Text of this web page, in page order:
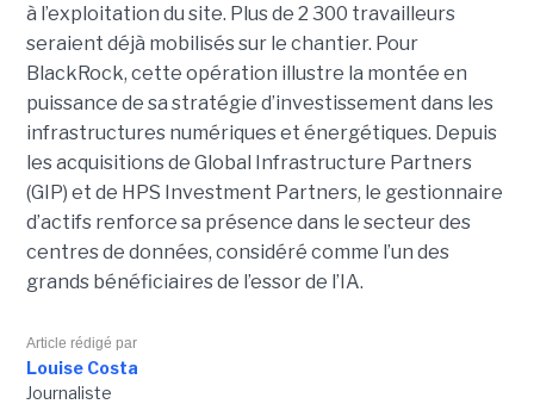
à l’exploitation du site. Plus de 2 300 travailleurs
seraient déjà mobilisés sur le chantier. Pour
BlackRock, cette opération illustre la montée en
puissance de sa stratégie d’investissement dans les
infrastructures numériques et énergétiques. Depuis
les acquisitions de Global Infrastructure Partners
(GIP) et de HPS Investment Partners, le gestionnaire
d’actifs renforce sa présence dans le secteur des
centres de données, considéré comme l’un des
grands bénéficiaires de l’essor de l’IA.
Article rédigé par
Louise Costa
Journaliste